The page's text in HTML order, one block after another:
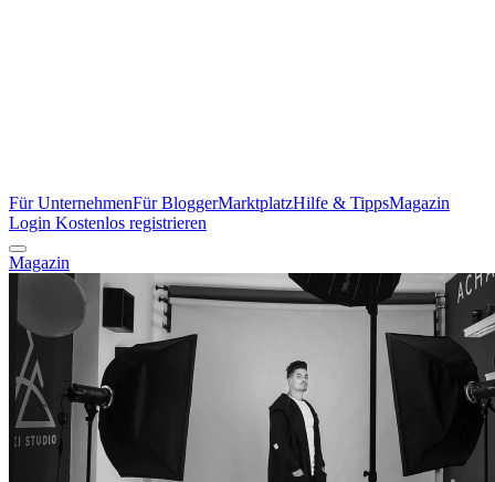
Für UnternehmenFür BloggerMarktplatzHilfe & TippsMagazin
Login Kostenlos registrieren
Magazin